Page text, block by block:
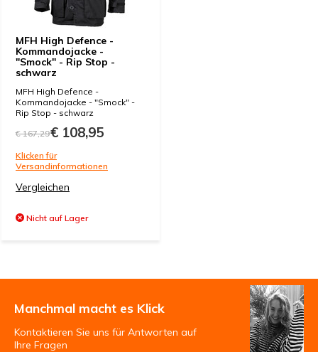
MFH High Defence -
Kommandojacke -
"Smock" - Rip Stop -
schwarz
MFH High Defence -
Kommandojacke - "Smock" -
Rip Stop - schwarz
€ 167,29€ 108,95
Klicken für
Versandinformationen
Vergleichen
Nicht auf Lager
Manchmal macht es Klick
Kontaktieren Sie uns für Antworten auf
Ihre Fragen